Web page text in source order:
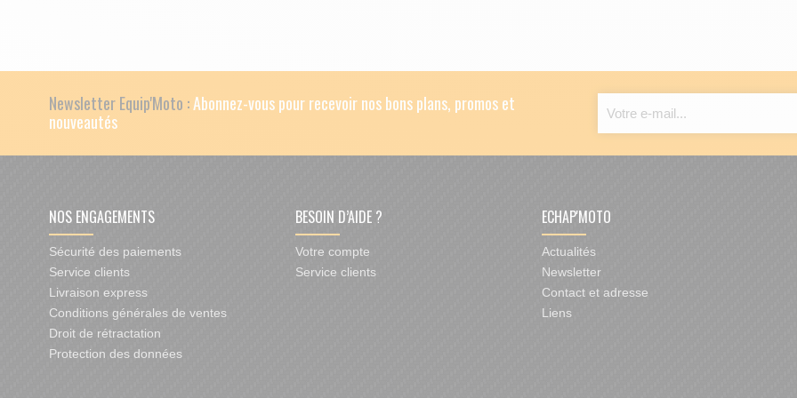
Newsletter Equip'Moto :Abonnez-vous pour recevoir nos bons plans, promos et
nouveautés
NOS ENGAGEMENTS
Sécurité des paiements
Service clients
Livraison express
Conditions générales de ventes
Droit de rétractation
Protection des données
BESOIN D’AIDE ?
Votre compte
Service clients
ECHAP'MOTO
Actualités
Newsletter
Contact et adresse
Liens